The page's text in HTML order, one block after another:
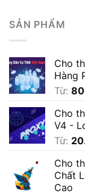
SẢN PHẨM
Cho
Hàng
Từ:
Cho
V4 -
Từ:
Cho
Chất
Cao